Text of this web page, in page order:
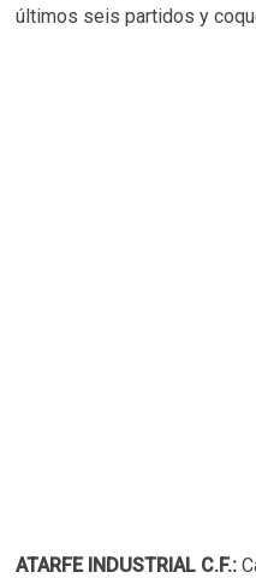
últimos seis partidos y
ATARFE INDUSTRIAL C.F.: